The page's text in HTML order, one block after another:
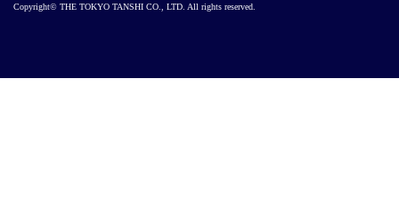
Copyright© THE TOKYO TANSHI CO., LTD. All rights reserved.